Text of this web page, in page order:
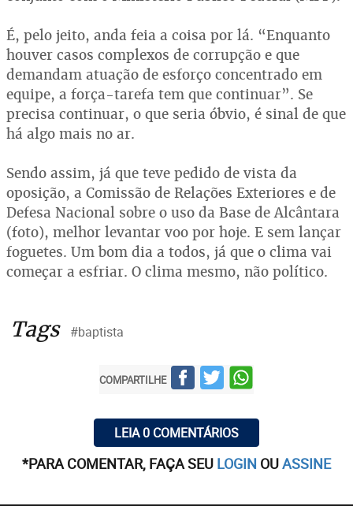
É, pelo jeito, anda feia a coisa por lá. “Enquanto
houver casos complexos de corrupção e que
demandam atuação de esforço concentrado em
equipe, a força-tarefa tem que continuar”. Se
precisa continuar, o que seria óbvio, é sinal de que
há algo mais no ar.
Sendo assim, já que teve pedido de vista da
oposição, a Comissão de Relações Exteriores e de
Defesa Nacional sobre o uso da Base de Alcântara
(foto), melhor levantar voo por hoje. E sem lançar
foguetes. Um bom dia a todos, já que o clima vai
começar a esfriar. O clima mesmo, não político.
Tags #baptista
COMPARTILHE
LEIA 0 COMENTÁRIOS
*PARA COMENTAR, FAÇA SEU LOGIN OUASSINE